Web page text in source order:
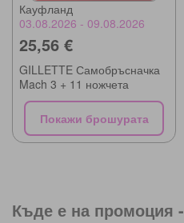
Кауфланд
03.08.2026 - 09.08.2026
25,56 €
GILLETTE Самобръсначка
Mach 3 + 11 ножчета
Покажи брошурата
Къде е на промоция -